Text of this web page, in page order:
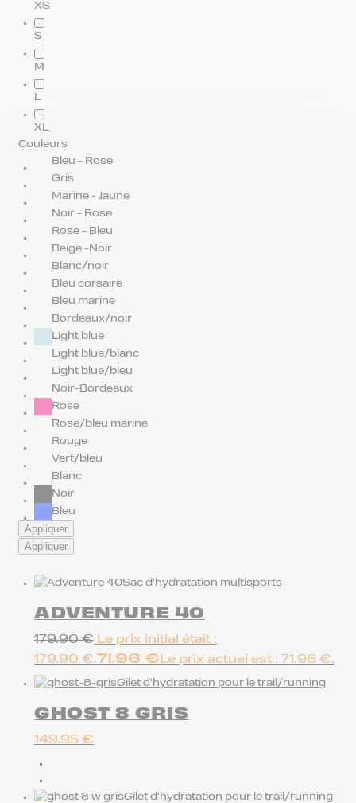
XS
S
M
L
XL
Couleurs
Bleu - Rose
Gris
Marine - Jaune
Noir - Rose
Rose - Bleu
Beige -Noir
Blanc/noir
Bleu corsaire
Bleu marine
Bordeaux/noir
Light blue
Light blue/blanc
Light blue/bleu
Noir-Bordeaux
Rose
Rose/bleu marine
Rouge
Vert/bleu
Blanc
Noir
Bleu
Appliquer
Appliquer
Sac d'hydratation multisports
ADVENTURE 40
179.90€ Le prix initial était :
179.90 €.71.96 € Le prix actuel est : 71.96 €.
Gilet d'hydratation pour le trail/running
GHOST 8 GRIS
149.95 €
Gilet d'hydratation pour le trail/running